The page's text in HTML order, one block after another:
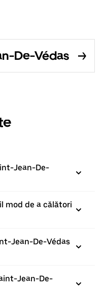
De-Védas
Jean-De-
mod de a călători
Jean-De-Védas
Jean-De-